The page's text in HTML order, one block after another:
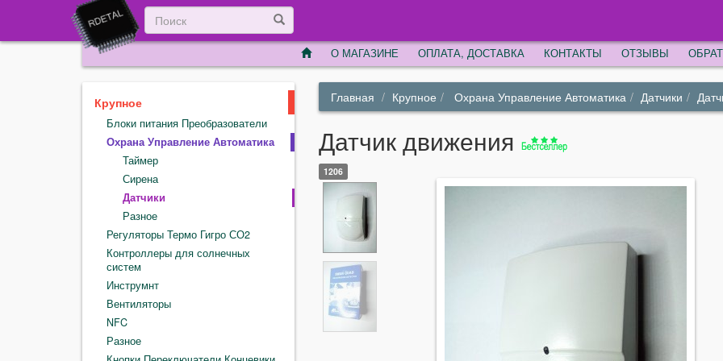
О МАГАЗИНЕ ОПЛАТА, ДОСТАВКА КОНТАКТЫ ОТЗЫВЫ
Главная Крупное Охрана Управление Автоматика Датчики
Датчик движения
1206
Крупное
Блоки питания Преобразователи
Охрана Управление Автоматика
Таймер
Сирена
Датчики
Разное
Регуляторы Термо Гигро СО2
Контроллеры для солнечных
систем
Инструмнт
Вентиляторы
NFC
Разное